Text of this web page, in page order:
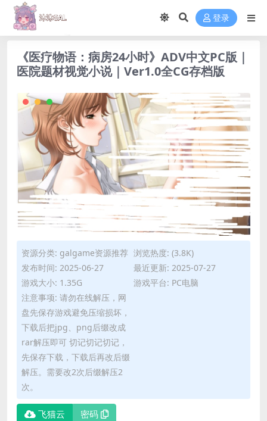
登录
《医疗物语：病房24小时》ADV中文PC版｜
医院题材视觉小说｜Ver1.0全CG存档版
资源分类: galgame资源推荐 浏览热度: (3.8K)
发布时间: 2025-06-27
最近更新: 2025-07-27
游戏大小: 1.35G
游戏平台: PC电脑
注意事项: 请勿在线解压，网
盘先保存游戏避免压缩损坏，
下载后把jpg、png后缀改成
rar解压即可 切记切记切记，
先保存下载，下载后再改后缀
解压。需要改2次后缀解压2
次。
飞猫云 密码